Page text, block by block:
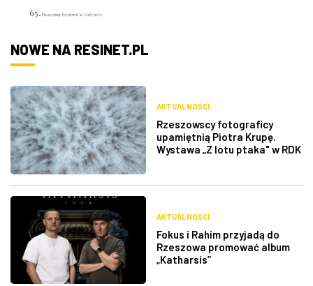
NOWE NA RESINET.PL
AKTUALNOŚCI
Rzeszowscy fotograficy
upamiętnią Piotra Krupę.
Wystawa „Z lotu ptaka" w RDK
AKTUALNOŚCI
Fokus i Rahim przyjadą do
Rzeszowa promować album
„Katharsis”